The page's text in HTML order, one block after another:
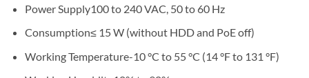
Power Supply100 to 240 VAC, 50 to 60 Hz
Consumption≤ 15 W (without HDD and PoE off)
Working Temperature-10 °C to 55 °C (14 °F to 131 °F)